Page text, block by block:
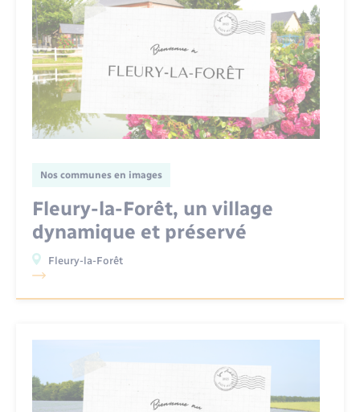
Nos communes en images
Fleury-la-Forêt, un village
dynamique et préservé
Fleury-la-Forêt